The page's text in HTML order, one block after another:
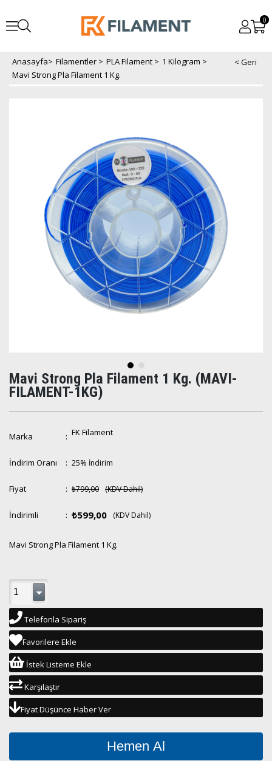
0
Anasayfa> Filamentler > PLA Filament > 1 Kilogram >
Mavi Strong Pla Filament 1 Kg.
Mavi Strong Pla Filament 1 Kg. (MAVI-
FILAMENT-1KG)
Marka : FK Filament
İndirim Oranı : %
25 İndirim
Fiyat : ₺799,00 (KDV Dahil)
İndirimli : ₺599,00 (KDV Dahil)
Mavi Strong Pla Filament 1 Kg.
Telefonla Sipariş
Favorilere Ekle
İstek Listeme Ekle
Karşılaştır
Fiyat Düşünce Haber Ver